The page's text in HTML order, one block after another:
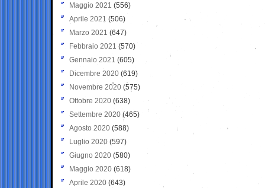
Maggio 2021 (556)
Aprile 2021 (506)
Marzo 2021 (647)
Febbraio 2021 (570)
Gennaio 2021 (605)
Dicembre 2020 (619)
Novembre 2020 (575)
Ottobre 2020 (638)
Settembre 2020(465)
Agosto 2020 (588)
Luglio 2020 (597)
Giugno 2020 (580)
Maggio 2020 (618)
Aprile 2020 (643)